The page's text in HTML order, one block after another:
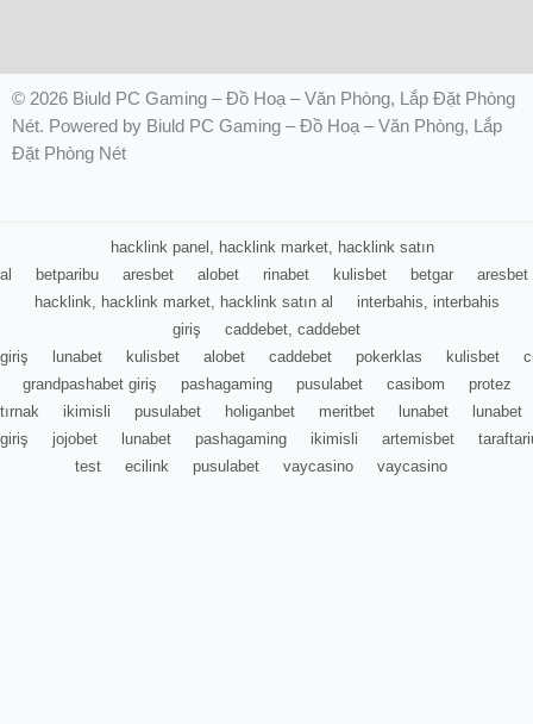
© 2026 Biuld PC Gaming – Đồ Hoạ – Văn Phòng, Lắp Đặt Phòng
Nét. Powered by Biuld PC Gaming – Đồ Hoạ – Văn Phòng, Lắp
Đặt Phòng Nét
hacklink panel, hacklink market, hacklink satın
al
betparibu aresbet alobet rinabet kulisbet betgar
aresbet
hacklink, hacklink market, hacklink satın al
interbahis, interbahis
giriş
caddebet, caddebet
giriş
lunabet kulisbet alobet caddebet pokerklas kulisbet
grandpashabet giriş
pashagaming pusulabet casibom
protez
tırnak
ikimisli pusulabet holiganbet meritbet lunabet
lunabet
giriş
jojobet lunabet pashagaming ikimisli artemisbet
test
ecilink pusulabet vaycasino vaycasino